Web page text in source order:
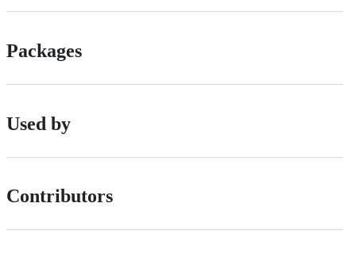
Packages
Used by
Contributors